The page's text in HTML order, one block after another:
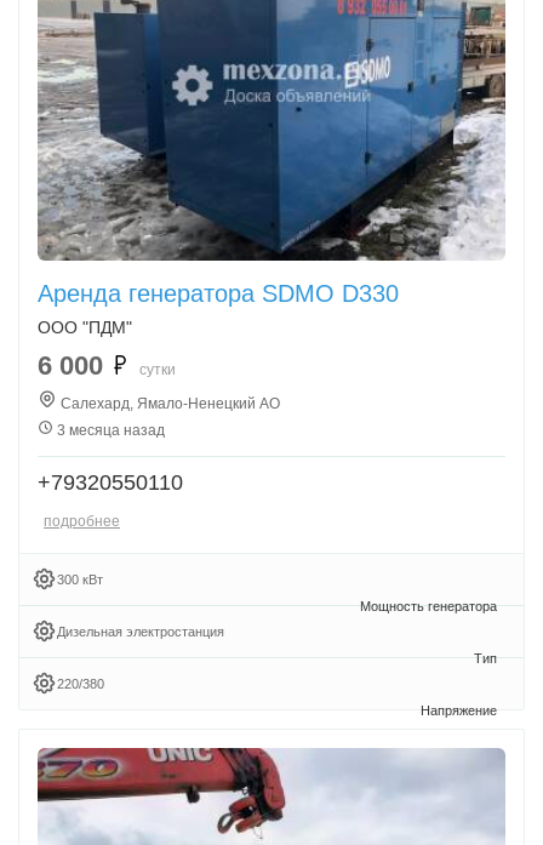
Аренда генератора SDMO D330
ООО "ПДМ"
6 000
сутки
Салехард, Ямало-Ненецкий АО
3 месяца назад
+79320550110
подробнее
300 кВт
Дизельная электростанция
220/380